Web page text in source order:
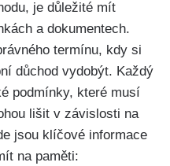
je důležité mít
a dokumentech.
termínu, kdy si
důchod vydobýt. Každý
podmínky, které musí
lišit v závislosti na
jsou klíčové informace
na paměti: